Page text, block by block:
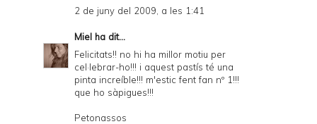
2 de juny del 2009, a les 1:41
Miel ha dit...
Felicitats!! no hi ha millor motiu per
cel·lebrar-ho!!! i aquest pastís té una
pinta increíble!!! m'estic fent fan nº 1!!!
que ho sàpigues!!!
Petonassos